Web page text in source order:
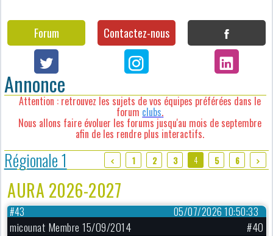
Forum Contactez-nous
Annonce
Attention : retrouvez les sujets de vos équipes préférées dans le
forum clubs.
Nous allons faire évoluer les forums jusqu'au mois de septembre
afin de les rendre plus interactifs.
Régionale 1 1 2 3 4 5 6
AURA 2026-2027
05/07/2026 10:50:33
#43
micounat Membre 15/09/2014 #40